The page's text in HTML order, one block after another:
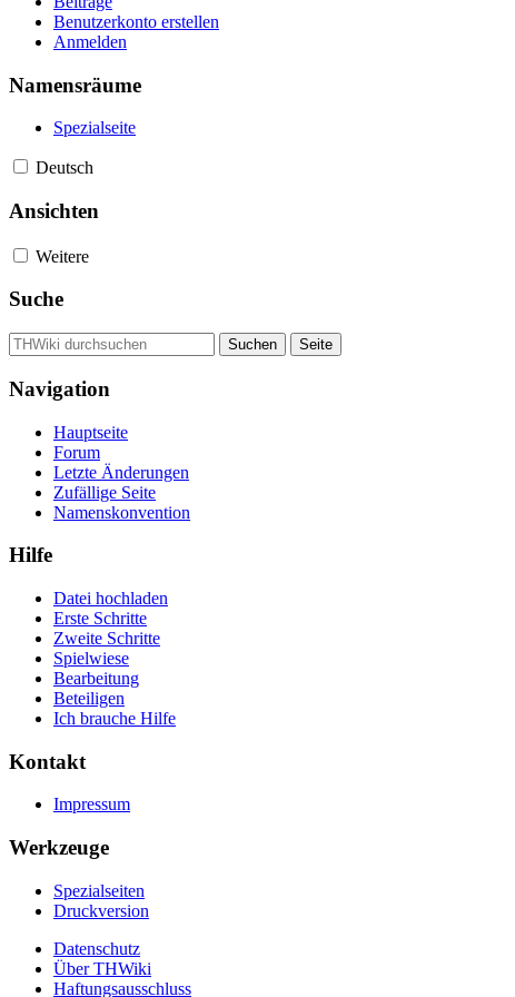
Benutzerkonto erstellen
Anmelden
Namensräume
Spezialseite
Deutsch
Ansichten
Weitere
Suche
Navigation
Hauptseite
Forum
Letzte Änderungen
Zufällige Seite
Namenskonvention
Hilfe
Datei hochladen
Erste Schritte
Zweite Schritte
Spielwiese
Bearbeitung
Beteiligen
Ich brauche Hilfe
Kontakt
Impressum
Werkzeuge
Spezialseiten
Druckversion
Datenschutz
Über THWiki
Haftungsausschluss